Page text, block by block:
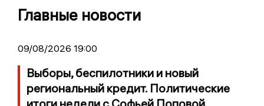
Главные новости
09/08/2026 19:00
Выборы, беспилотники и новый
региональный кредит. Политические